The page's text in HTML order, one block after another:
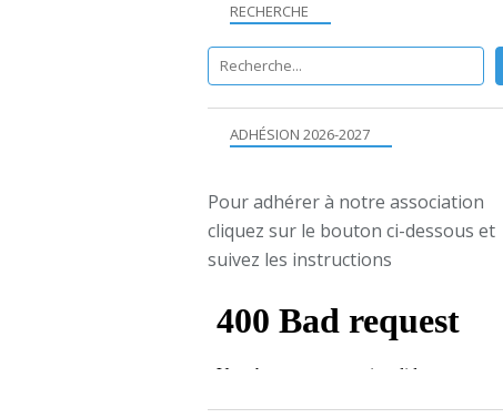
RECHERCHE
ADHÉSION 2026-2027
Pour adhérer à notre association
cliquez sur le bouton ci-dessous et
suivez les instructions